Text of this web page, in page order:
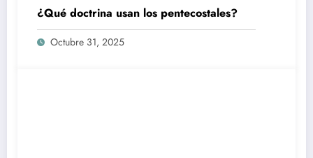
¿Qué doctrina usan los pentecostales?
Octubre 31, 2025